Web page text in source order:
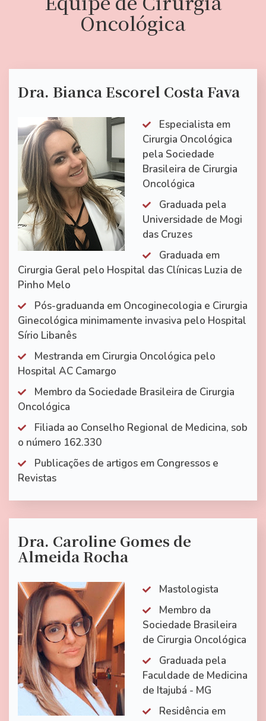
Oncológica
Dra. Bianca Escorel Costa Fava
Especialista em
Cirurgia Oncológica
pela Sociedade
Brasileira de Cirurgia
Oncológica
Graduada pela
Universidade de Mogi
das Cruzes
Graduada em
Cirurgia Geral pelo Hospital das Clínicas Luzia de
Pinho Melo
Pós-graduanda em Oncoginecologia e Cirurgia
Ginecológica minimamente invasiva pelo Hospital
Sírio Libanês
Mestranda em Cirurgia Oncológica pelo
Hospital AC Camargo
Membro da Sociedade Brasileira de Cirurgia
Oncológica
Filiada ao Conselho Regional de Medicina, sob
o número 162.330
Publicações de artigos em Congressos e
Revistas
Dra. Caroline Gomes de
Almeida Rocha
Mastologista
Membro da
Sociedade Brasileira
de Cirurgia Oncológica
Graduada pela
Faculdade de Medicina
de Itajubá - MG
Residência em